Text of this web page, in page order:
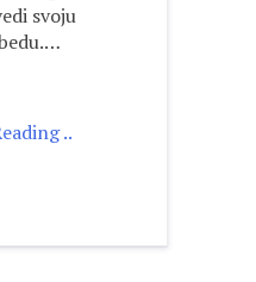
svoju
..